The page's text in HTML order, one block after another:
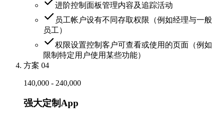
进阶控制面板管理内容及追踪活动
员工帐户设有不同存取权限（例如经理与一般
员工）
权限设置控制客户可查看或使用的页面（例如
限制特定用户使用某些功能）
方案 04
140,000 - 240,000
强大定制App